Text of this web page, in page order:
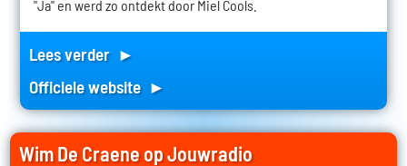
"Ja" en werd zo ontdekt door Miel Cools.
Lees verder ►
Officiele website ►
Wim De Craene op Jouwradio